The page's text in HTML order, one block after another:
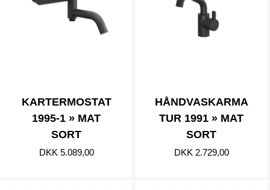
KARTERMOSTAT
1995-1 » MAT
SORT
DKK 5.089,00
HÅNDVASKARMA
TUR 1991 » MAT
SORT
DKK 2.729,00